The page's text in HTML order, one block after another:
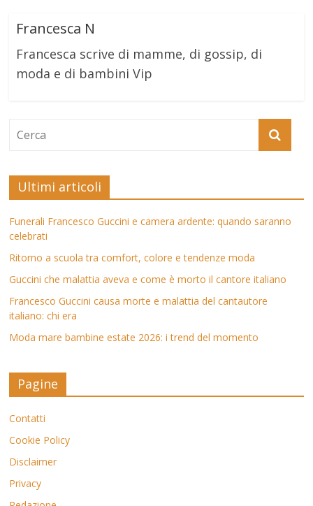
Francesca N
Francesca scrive di mamme, di gossip, di
moda e di bambini Vip
Ultimi articoli
Funerali Francesco Guccini e camera ardente: quando saranno
celebrati
Ritorno a scuola tra comfort, colore e tendenze moda
Guccini che malattia aveva e come è morto il cantore italiano
Francesco Guccini causa morte e malattia del cantautore
italiano: chi era
Moda mare bambine estate 2026: i trend del momento
Pagine
Contatti
Cookie Policy
Disclaimer
Privacy